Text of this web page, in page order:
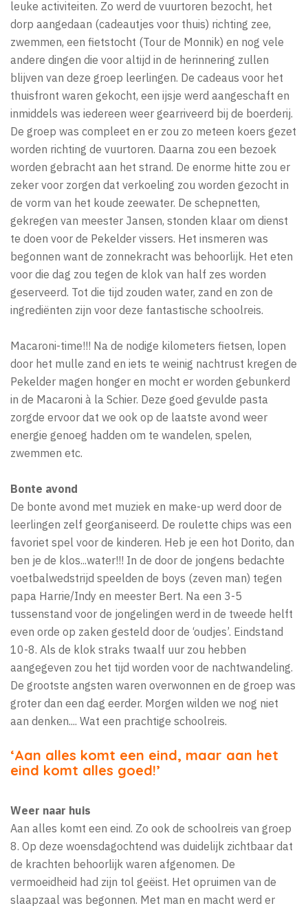
leuke activiteiten. Zo werd de vuurtoren bezocht, het
dorp aangedaan (cadeautjes voor thuis) richting zee,
zwemmen, een fietstocht (Tour de Monnik) en nog vele
andere dingen die voor altijd in de herinnering zullen
blijven van deze groep leerlingen. De cadeaus voor het
thuisfront waren gekocht, een ijsje werd aangeschaft en
inmiddels was iedereen weer gearriveerd bij de boerderij.
De groep was compleet en er zou zo meteen koers gezet
worden richting de vuurtoren. Daarna zou een bezoek
worden gebracht aan het strand. De enorme hitte zou er
zeker voor zorgen dat verkoeling zou worden gezocht in
de vorm van het koude zeewater. De schepnetten,
gekregen van meester Jansen, stonden klaar om dienst
te doen voor de Pekelder vissers. Het insmeren was
begonnen want de zonnekracht was behoorlijk. Het eten
voor die dag zou tegen de klok van half zes worden
geserveerd. Tot die tijd zouden water, zand en zon de
ingrediënten zijn voor deze fantastische schoolreis.
Macaroni-time!!! Na de nodige kilometers fietsen, lopen
door het mulle zand en iets te weinig nachtrust kregen de
Pekelder magen honger en mocht er worden gebunkerd
in de Macaroni à la Schier. Deze goed gevulde pasta
zorgde ervoor dat we ook op de laatste avond weer
energie genoeg hadden om te wandelen, spelen,
zwemmen etc.
Bonte avond
De bonte avond met muziek en make-up werd door de
leerlingen zelf georganiseerd. De roulette chips was een
favoriet spel voor de kinderen. Heb je een hot Dorito, dan
ben je de klos...water!!! In de door de jongens bedachte
voetbalwedstrijd speelden de boys (zeven man) tegen
papa Harrie/Indy en meester Bert. Na een 3-5
tussenstand voor de jongelingen werd in de tweede helft
even orde op zaken gesteld door de ‘oudjes’. Eindstand
10-8. Als de klok straks twaalf uur zou hebben
aangegeven zou het tijd worden voor de nachtwandeling.
De grootste angsten waren overwonnen en de groep was
groter dan een dag eerder. Morgen wilden we nog niet
aan denken.... Wat een prachtige schoolreis.
‘Aan alles komt een eind, maar aan het
eind komt alles goed!’
Weer naar huis
Aan alles komt een eind. Zo ook de schoolreis van groep
8. Op deze woensdagochtend was duidelijk zichtbaar dat
de krachten behoorlijk waren afgenomen. De
vermoeidheid had zijn tol geëist. Het opruimen van de
slaapzaal was begonnen. Met man en macht werd er